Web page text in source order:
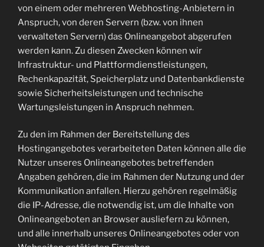
von einem oder mehreren Webhosting-Anbietern in
Anspruch, von deren Servern (bzw. von ihnen
verwalteten Servern) das Onlineangebot abgerufen
werden kann. Zu diesen Zwecken können wir
Infrastruktur- und Plattformdienstleistungen,
Rechenkapazität, Speicherplatz und Datenbankdienste
sowie Sicherheitsleistungen und technische
Wartungsleistungen in Anspruch nehmen.
Zu den im Rahmen der Bereitstellung des
Hostingangebotes verarbeiteten Daten können alle die
Nutzer unseres Onlineangebotes betreffenden
Angaben gehören, die im Rahmen der Nutzung und der
Kommunikation anfallen. Hierzu gehören regelmäßig
die IP-Adresse, die notwendig ist, um die Inhalte von
Onlineangeboten an Browser ausliefern zu können,
und alle innerhalb unseres Onlineangebotes oder von